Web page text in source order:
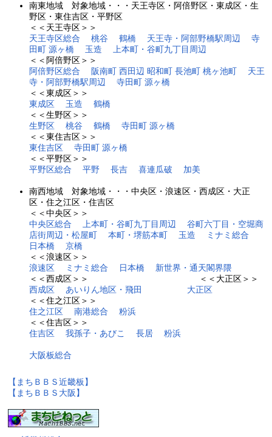
南東地域 対象地域・・・天王寺区・阿倍野区・東成区・生
野区・東住吉区・平野区
＜＜天王寺区＞＞
天王寺区総合
桃谷 鶴橋 天王寺・阿部野橋駅周辺
寺
田町 源ヶ橋
玉造
上本町・谷町九丁目周辺
＜＜阿倍野区＞＞
阿倍野区総合
阪南町 西田辺 昭和町 長池町 桃ヶ池町
天王
寺・阿部野橋駅周辺
寺田町 源ヶ橋
＜＜東成区＞＞
東成区
玉造
鶴橋
＜＜生野区＞＞
生野区
桃谷 鶴橋
寺田町 源ヶ橋
＜＜東住吉区＞＞
東住吉区
寺田町 源ヶ橋
＜＜平野区＞＞
平野区総合
平野 長吉 喜連瓜破 加美
南西地域 対象地域・・・中央区・浪速区・西成区・大正
区・住之江区・住吉区
＜＜中央区＞＞
中央区総合
上本町・谷町九丁目周辺
谷町六丁目・空堀商
店街周辺・松屋町
本町・堺筋本町 玉造
ミナミ総合
日本橋
京橋
＜＜浪速区＞＞
浪速区
ミナミ総合 日本橋
新世界・通天閣界隈
＜＜西成区＞＞ ＜＜大正区＞＞
西成区
あいりん地区・飛田
大正区
＜＜住之江区＞＞
住之江区
南港総合
粉浜
＜＜住吉区＞＞
住吉区
我孫子・あびこ 長居 粉浜
大阪板総合
【まちＢＢＳ近畿板】
【まちＢＢＳ大阪】